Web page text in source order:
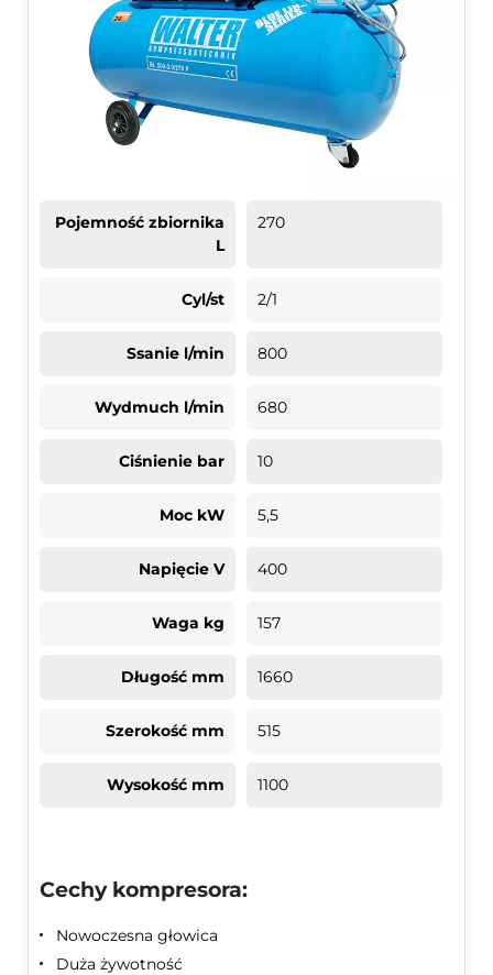
Pojemność zbiornika
L
270
Cyl/st 2/1
Ssanie l/min 800
Wydmuch l/min 680
Ciśnienie bar 10
Moc kW 5,5
Napięcie V 400
Waga kg 157
Długość mm 1660
Szerokość mm 515
Wysokość mm 1100
Cechy kompresora:
Nowoczesna głowica
Duża żywotność